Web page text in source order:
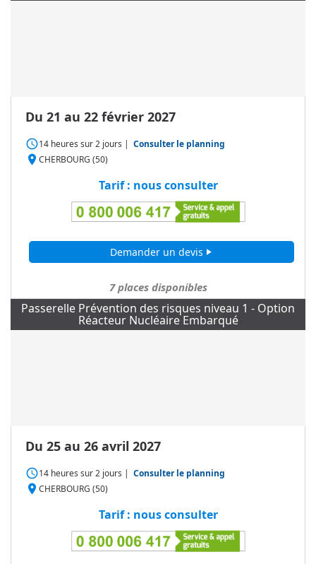
Du 21 au 22 février 2027
access_time14 heures sur2 jours | Consulter le planning
place CHERBOURG (50)
Tarif : nous consulter
Demander un devis play_arrow
7places disponibles
Passerelle Prévention des risques niveau 1 - Option
Réacteur Nucléaire Embarqué
Du 25 au 26 avril 2027
access_time14 heures sur2 jours | Consulter le planning
place CHERBOURG (50)
Tarif : nous consulter